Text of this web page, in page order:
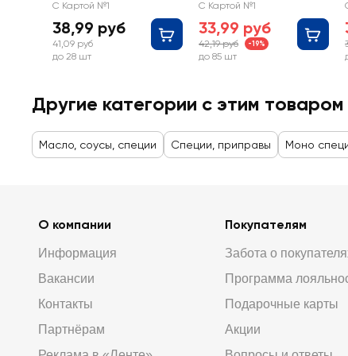
С Картой №1
38,99 руб
41,09 руб
до 28 шт
С Картой №1
33,99 руб
42,19 руб -19%
до 85 шт
Другие категории с этим товаром
Масло, соусы, специи Специи, приправы Моно
О компании
Информация
Вакансии
Контакты
Партнёрам
Покупателям
Забота о
Программа
Подарочные карты
Акции